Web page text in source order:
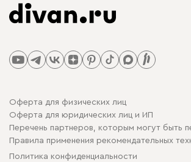
Оферта для физических лиц
Оферта для юридических лиц и ИП
Перечень партнеров, которым могут быть
Правила применения рекомендательных
Политика конфиденциальности